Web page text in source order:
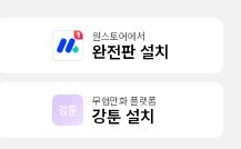
원스토어에서
완전판 설치
무협만화 플랫폼
강툰 설치